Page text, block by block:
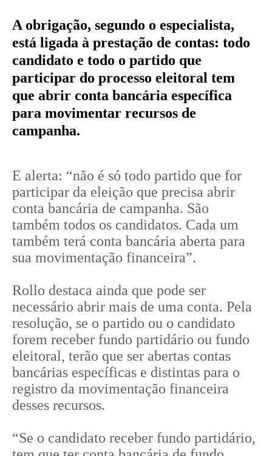
A obrigação, segundo o especialista,
está ligada à prestação de contas: todo
candidato e todo o partido que
participar do processo eleitoral tem
que abrir conta bancária específica
para movimentar recursos de
campanha.
E alerta: “não é só todo partido que for
participar da eleição que precisa abrir
conta bancária de campanha. São
também todos os candidatos. Cada um
também terá conta bancária aberta para
sua movimentação financeira”.
Rollo destaca ainda que pode ser
necessário abrir mais de uma conta. Pela
resolução, se o partido ou o candidato
forem receber fundo partidário ou fundo
eleitoral, terão que ser abertas contas
bancárias específicas e distintas para o
registro da movimentação financeira
desses recursos.
“Se o candidato receber fundo partidário,